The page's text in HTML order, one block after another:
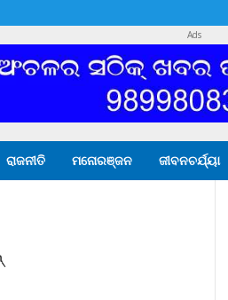
Ads
ରାଜନୀତି ମନୋରଞ୍ଜନ ଜୀବନଚର୍ଯ୍ୟା